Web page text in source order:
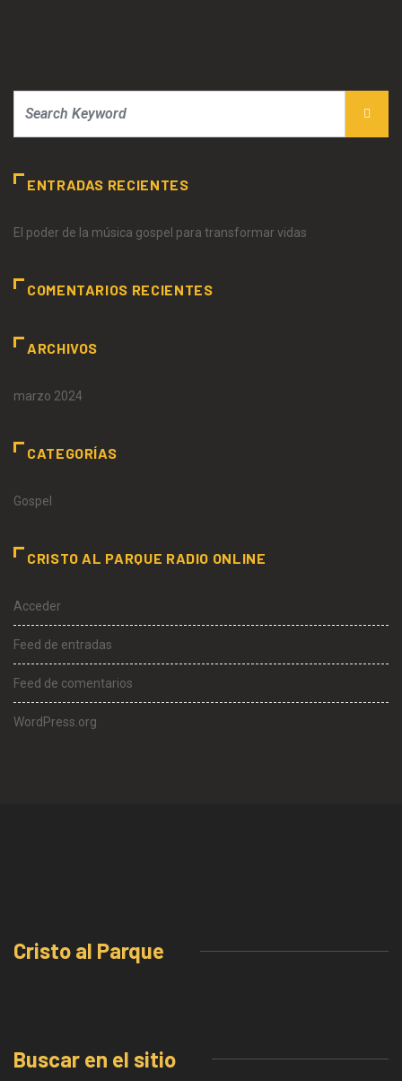
ENTRADAS RECIENTES
El poder de la música gospel para transformar vidas
COMENTARIOS RECIENTES
ARCHIVOS
marzo 2024
CATEGORÍAS
Gospel
CRISTO AL PARQUE RADIO ONLINE
Acceder
Feed de entradas
Feed de comentarios
WordPress.org
Cristo al Parque
Buscar en el sitio